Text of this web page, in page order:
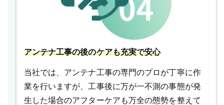
アンテナ工事の後のケアも充実で安心
当社では、アンテナ工事の専門のプロが丁寧に作
業を行いますが、工事後に万が一不測の事態が発
生した場合のアフターケアも万全の態勢を整えて